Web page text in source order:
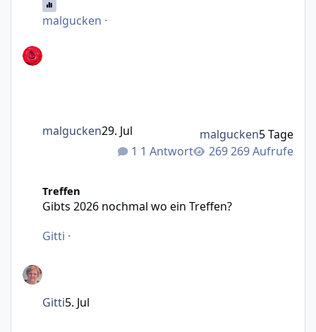
malgucken ·
1 Antwort 269 Aufrufe
malgucken29. Jul malgucken5 Tage
Treffen
Gibts 2026 nochmal wo ein Treffen?
Gitti ·
Gitti5. Jul